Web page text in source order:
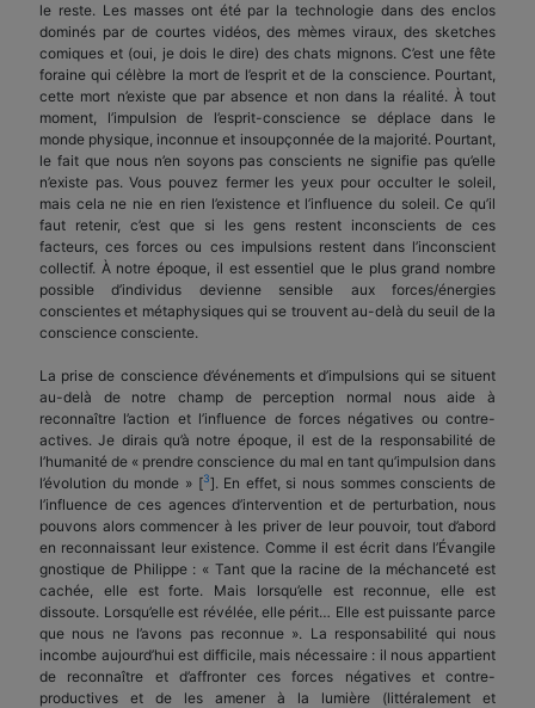
le reste. Les masses ont été par la technologie dans des enclos
dominés par de courtes vidéos, des mèmes viraux, des sketches
comiques et (oui, je dois le dire) des chats mignons. C’est une fête
foraine qui célèbre la mort de l’esprit et de la conscience. Pourtant,
cette mort n’existe que par absence et non dans la réalité. À tout
moment, l’impulsion de l’esprit-conscience se déplace dans le
monde physique, inconnue et insoupçonnée de la majorité. Pourtant,
le fait que nous n’en soyons pas conscients ne signifie pas qu’elle
n’existe pas. Vous pouvez fermer les yeux pour occulter le soleil,
mais cela ne nie en rien l’existence et l’influence du soleil. Ce qu’il
faut retenir, c’est que si les gens restent inconscients de ces
facteurs, ces forces ou ces impulsions restent dans l’inconscient
collectif. À notre époque, il est essentiel que le plus grand nombre
possible d’individus devienne sensible aux forces/énergies
conscientes et métaphysiques qui se trouvent au-delà du seuil de la
conscience consciente.
La prise de conscience d’événements et d’impulsions qui se situent
au-delà de notre champ de perception normal nous aide à
reconnaître l’action et l’influence de forces négatives ou contre-
actives. Je dirais qu’à notre époque, il est de la responsabilité de
l’humanité de « prendre conscience du mal en tant qu’impulsion dans
l’évolution du monde » [3]. En effet, si nous sommes conscients de
l’influence de ces agences d’intervention et de perturbation, nous
pouvons alors commencer à les priver de leur pouvoir, tout d’abord
en reconnaissant leur existence. Comme il est écrit dans l’Évangile
gnostique de Philippe : « Tant que la racine de la méchanceté est
cachée, elle est forte. Mais lorsqu’elle est reconnue, elle est
dissoute. Lorsqu’elle est révélée, elle périt… Elle est puissante parce
que nous ne l’avons pas reconnue ». La responsabilité qui nous
incombe aujourd’hui est difficile, mais nécessaire : il nous appartient
de reconnaître et d’affronter ces forces négatives et contre-
productives et de les amener à la lumière (littéralement et